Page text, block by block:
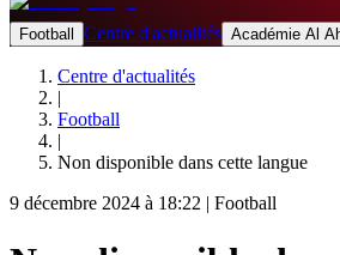
Football Centre d'actualités Académie Al
Centre d'actualités
|
Football
|
Non disponible dans cette langue
9 décembre 2024 à 18:22 | Football